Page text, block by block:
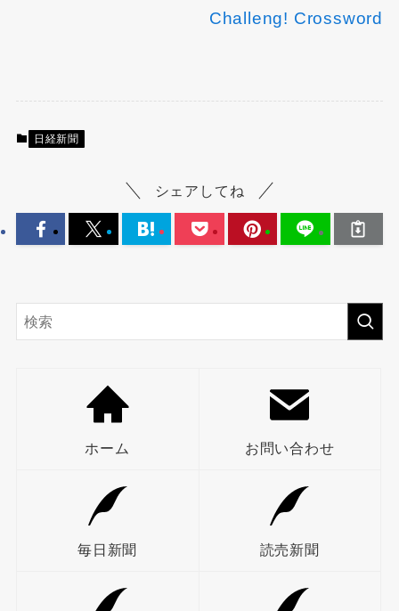
Challeng! Crossword
日経新聞
シェアしてね
ホーム お問い合わせ
毎日新聞 読売新聞